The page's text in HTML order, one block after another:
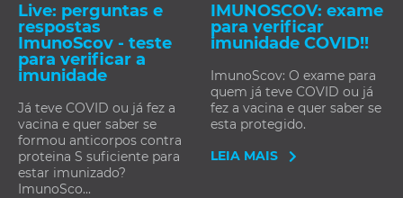
Live: perguntas e
respostas
ImunoScov - teste
para verificar a
imunidade
Já teve COVID ou já fez a
vacina e quer saber se
formou anticorpos contra
proteina S suficiente para
estar imunizado?
ImunoSco...
IMUNOSCOV: exame
para verificar
imunidade COVID!!
ImunoScov: O exame para
quem já teve COVID ou já
fez a vacina e quer saber se
esta protegido.
LEIA MAIS